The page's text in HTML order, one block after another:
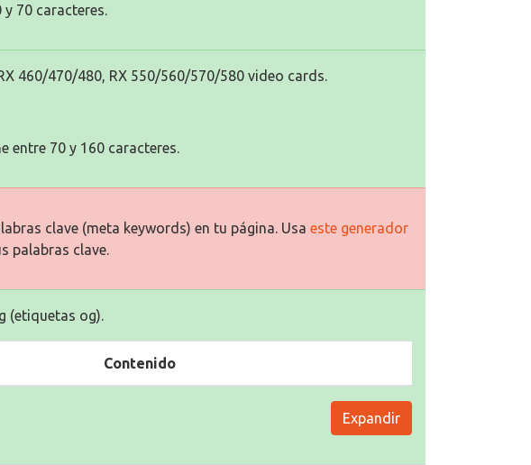
70 caracteres.
460/470/480, RX 550/560/570/580 video cards.
entre 70 y 160 caracteres.
clave (meta keywords) en tu página. Usa este generador
palabras clave.
(etiquetas og).
Contenido
Expandir